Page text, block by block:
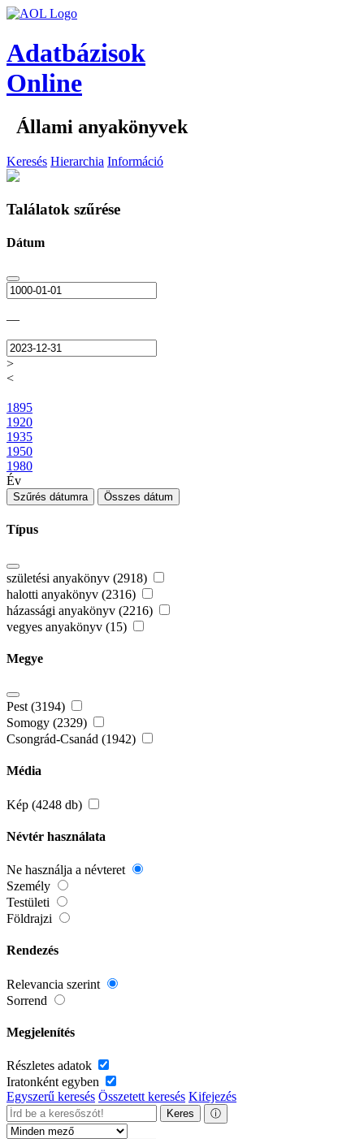
Adatbázisok
Online
Állami anyakönyvek
Keresés Hierarchia Információ
Találatok szűrése
Dátum
—
>
<
1895
1920
1935
1950
1980
Év
Szűrés dátumra Összes dátum
Típus
születési anyakönyv (2918)
halotti anyakönyv (2316)
házassági anyakönyv (2216)
vegyes anyakönyv (15)
Megye
Pest (3194)
Somogy (2329)
Csongrád-Csanád (1942)
Média
Kép (4248 db)
Névtér használata
Ne használja a névteret
Személy
Testületi
Földrajzi
Rendezés
Relevancia szerint
Sorrend
Megjelenítés
Részletes adatok
Iratonként egyben
Egyszerű keresés Összetett keresés Kifejezés
Keres ⓘ